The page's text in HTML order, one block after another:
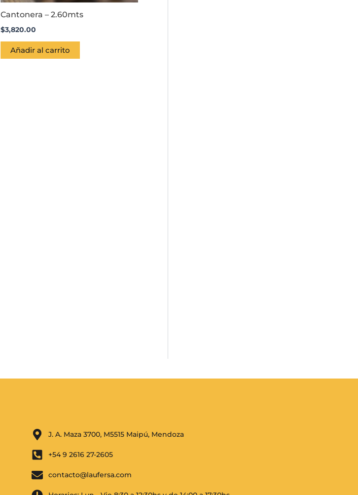
Cantonera – 2.60mts
$3,820.00
Añadir al carrito
J. A. Maza 3700, M5515 Maipú, Mendoza
+54 9 2616 27-2605
contacto@laufersa.com